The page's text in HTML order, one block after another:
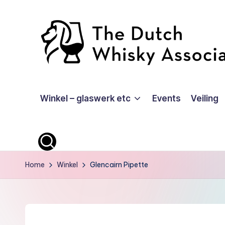
A
-
Winkel – glaswerk etc Events Veiling
Home Winkel Glencairn Pipette